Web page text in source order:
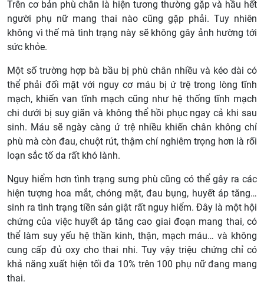
Trên cơ bản phù chân là hiện tương thường gặp và hầu hết
người phụ nữ mang thai nào cũng gặp phải. Tuy nhiên
không vì thế mà tình trạng này sẽ không gây ảnh hường tới
sức khỏe.
Một số trường hợp bà bầu bị phù chân nhiều và kéo dài có
thể phải đối mặt với nguy cơ máu bị ứ trệ trong lòng tĩnh
mạch, khiến van tĩnh mạch cũng như hệ thống tĩnh mạch
chi dưới bị suy giãn và không thể hồi phục ngay cả khi sau
sinh. Máu sẽ ngày càng ứ trệ nhiều khiến chân không chỉ
phù mà còn đau, chuột rút, thậm chí nghiêm trọng hơn là rối
loạn sắc tố da rất khó lành.
Nguy hiểm hơn tình trạng sưng phù cũng có thể gây ra các
hiện tượng hoa mắt, chóng mặt, đau bụng, huyết áp tăng…
sinh ra tình trạng tiền sản giật rất nguy hiểm. Đây là một hội
chứng của việc huyết áp tăng cao giai đoạn mang thai, có
thể làm suy yếu hệ thần kinh, thận, mạch máu… và không
cung cấp đủ oxy cho thai nhi. Tuy vậy triệu chứng chỉ có
khả năng xuất hiện tối đa 10% trên 100 phụ nữ đang mang
thai.